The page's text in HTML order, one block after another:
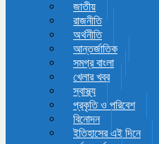
জাতীয়
রাজনীতি
অর্থনীতি
আন্তর্জাতিক
সমগ্র বাংলা
খেলার খবর
স্বাস্থ্য
প্রকৃতি ও পরিবেশ
বিনোদন
ইতিহাসের এই দিনে